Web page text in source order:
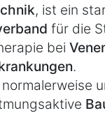
, ist ein
für die
bei
.